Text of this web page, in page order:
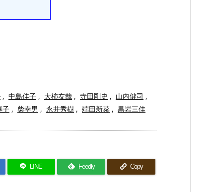
, 中島佳子 , 大柿友哉 , 寺田剛史 , 山内健司 ,
子 , 柴幸男 , 永井秀樹 , 端田新菜 , 黒岩三佳
LINE Feedly Copy